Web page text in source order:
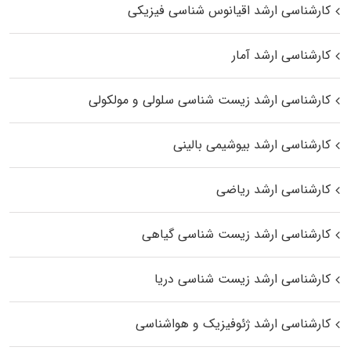
کارشناسی ارشد اقیانوس‌ شناسی فیزیکی
کارشناسی ارشد آمار
کارشناسی ارشد زیست شناسی سلولی و مولکولی
کارشناسی ارشد بیوشیمی بالینی
کارشناسی ارشد ریاضی
کارشناسی ارشد زیست‌ شناسی گیاهی
کارشناسی ارشد زیست‌ شناسی دریا
کارشناسی ارشد ژئوفیزیک و هواشناسی